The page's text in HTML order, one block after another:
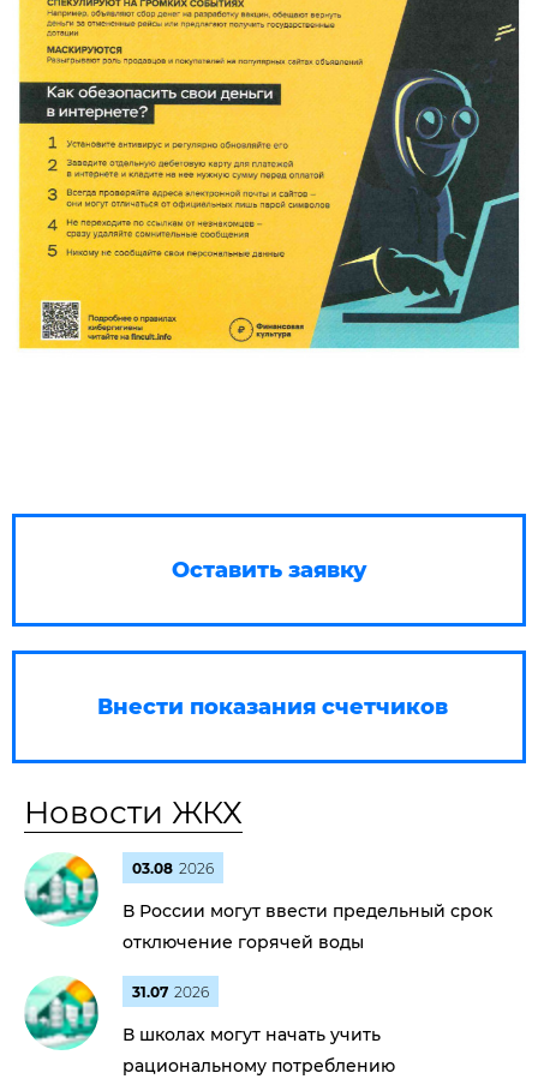
Оставить заявку
Внести показания счетчиков
Новости ЖКХ
03.08 2026
В России могут ввести предельный срок
отключение горячей воды
31.07 2026
В школах могут начать учить
рациональному потреблению